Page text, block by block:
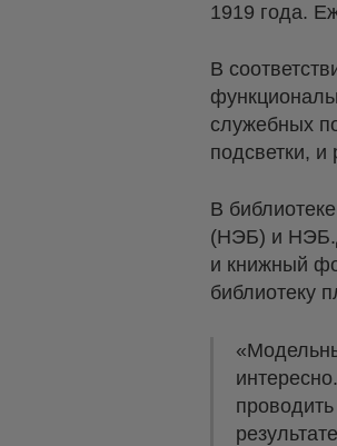
1919 года.
В
служебных
подсветки,
В
(НЭБ) и
и книжный
библиотеку